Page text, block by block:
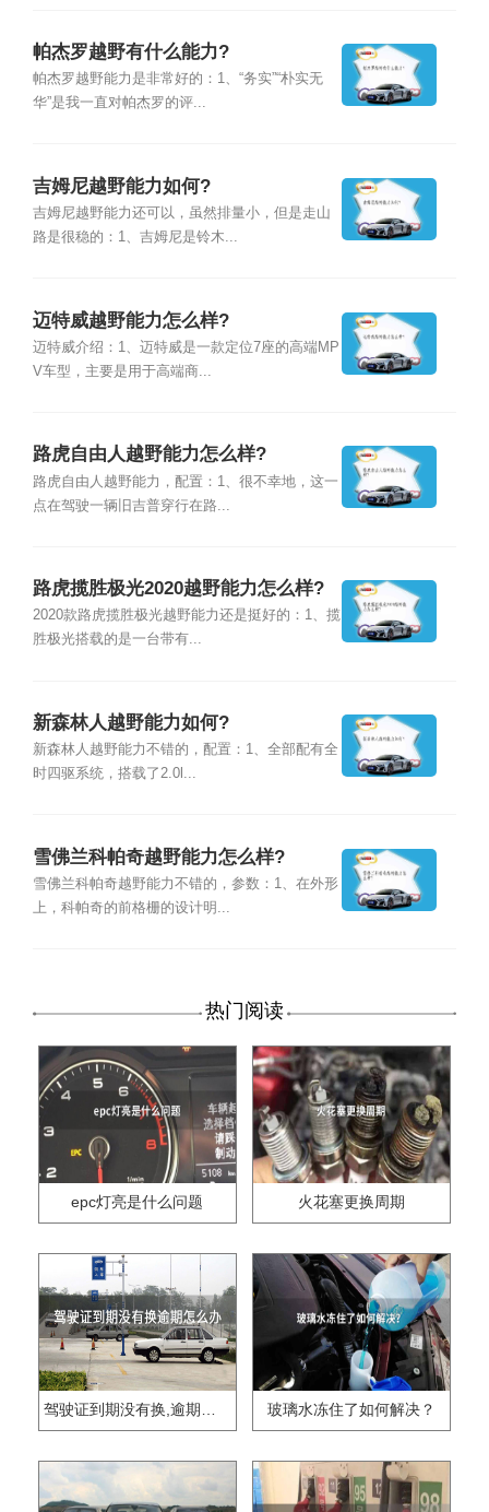
帕杰罗越野有什么能力?
帕杰罗越野能力是非常好的：1、“务实”“朴实无
华”是我一直对帕杰罗的评...
吉姆尼越野能力如何?
吉姆尼越野能力还可以，虽然排量小，但是走山
路是很稳的：1、吉姆尼是铃木...
迈特威越野能力怎么样?
迈特威介绍：1、迈特威是一款定位7座的高端MP
V车型，主要是用于高端商...
路虎自由人越野能力怎么样?
路虎自由人越野能力，配置：1、很不幸地，这一
点在驾驶一辆旧吉普穿行在路...
路虎揽胜极光2020越野能力怎么样?
2020款路虎揽胜极光越野能力还是挺好的：1、揽
胜极光搭载的是一台带有...
新森林人越野能力如何?
新森林人越野能力不错的，配置：1、全部配有全
时四驱系统，搭载了2.0l...
雪佛兰科帕奇越野能力怎么样?
雪佛兰科帕奇越野能力不错的，参数：1、在外形
上，科帕奇的前格栅的设计明...
热门阅读
epc灯亮是什么问题 火花塞更换周期
驾驶证到期没有换,逾期怎么办?? 玻璃水冻住了如何解决？